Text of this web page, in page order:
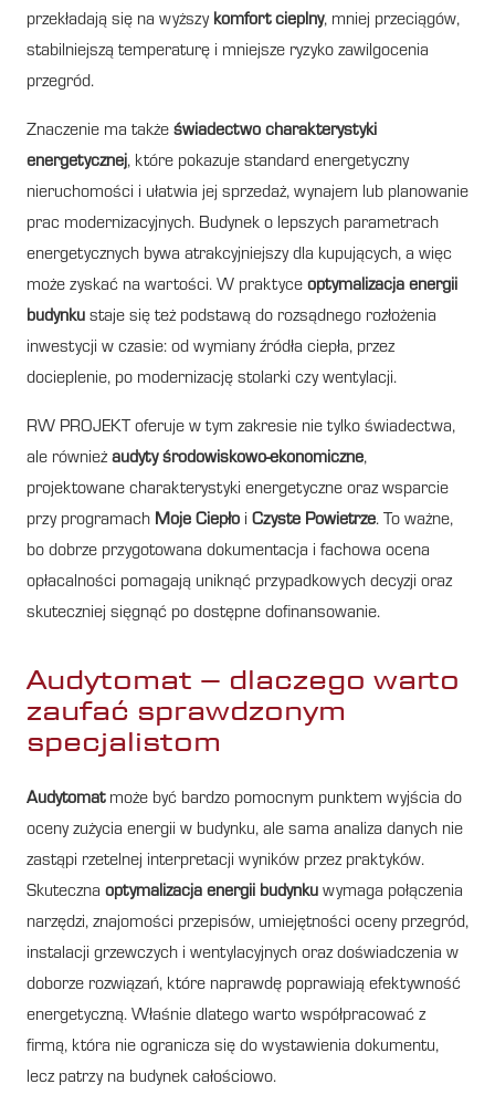
przekładają się na wyższy komfort cieplny, mniej przeciągów,
stabilniejszą temperaturę i mniejsze ryzyko zawilgocenia
przegród.
Znaczenie ma także świadectwo charakterystyki
energetycznej, które pokazuje standard energetyczny
nieruchomości i ułatwia jej sprzedaż, wynajem lub planowanie
prac modernizacyjnych. Budynek o lepszych parametrach
energetycznych bywa atrakcyjniejszy dla kupujących, a więc
może zyskać na wartości. W praktyce optymalizacja energii
budynku staje się też podstawą do rozsądnego rozłożenia
inwestycji w czasie: od wymiany źródła ciepła, przez
docieplenie, po modernizację stolarki czy wentylacji.
RW PROJEKT oferuje w tym zakresie nie tylko świadectwa,
ale również audyty środowiskowo-ekonomiczne,
projektowane charakterystyki energetyczne oraz wsparcie
przy programach Moje Ciepło i Czyste Powietrze. To ważne,
bo dobrze przygotowana dokumentacja i fachowa ocena
opłacalności pomagają uniknąć przypadkowych decyzji oraz
skuteczniej sięgnąć po dostępne dofinansowanie.
Audytomat – dlaczego warto
zaufać sprawdzonym
specjalistom
Audytomatmoże być bardzo pomocnym punktem wyjścia do
oceny zużycia energii w budynku, ale sama analiza danych nie
zastąpi rzetelnej interpretacji wyników przez praktyków.
Skuteczna optymalizacja energii budynku wymaga połączenia
narzędzi, znajomości przepisów, umiejętności oceny przegród,
instalacji grzewczych i wentylacyjnych oraz doświadczenia w
doborze rozwiązań, które naprawdę poprawiają efektywność
energetyczną. Właśnie dlatego warto współpracować z
firmą, która nie ogranicza się do wystawienia dokumentu,
lecz patrzy na budynek całościowo.